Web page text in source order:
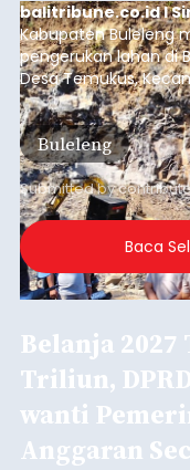
balitribune.co.id I
Kabupaten Buleleng
pengerukan lahan di
Desa Temukus,
ditemukan indikasi
material yang tidak
kawasan.
Buleleng
Submitted by
Baca
Belanja 2027
Triliun,
wanti
Anggaran